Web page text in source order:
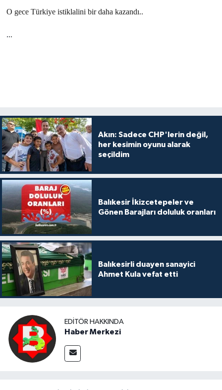
O gece Türkiye istiklalini bir daha kazandı..
...
Akın: Sadece CHP'lerin değil,
her kesimin oyunu alarak
seçildim
Balıkesir İkizcetepeler ve
Gönen Barajları doluluk oranları
Balıkesirli duayen sanayici
Ahmet Kula vefat etti
EDITÖR HAKKINDA
Haber Merkezi